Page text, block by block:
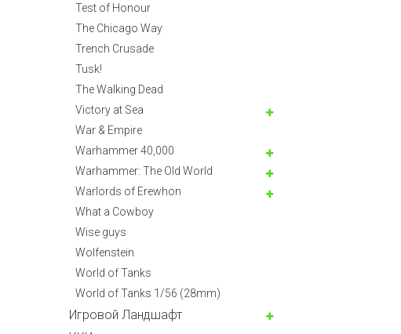
Test of Honour
The Chicago Way
Trench Crusade
Tusk!
The Walking Dead
Victory at Sea
War & Empire
Warhammer 40,000
Warhammer: The Old World
Warlords of Erewhon
What a Cowboy
Wise guys
Wolfenstein
World of Tanks
World of Tanks 1/56 (28mm)
Игровой Ландшафт